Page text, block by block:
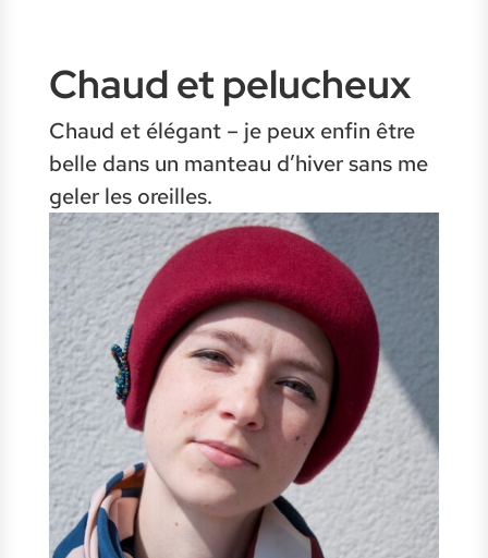
Chaud et pelucheux
Chaud et élégant – je peux enfin être
belle dans un manteau d’hiver sans me
geler les oreilles.